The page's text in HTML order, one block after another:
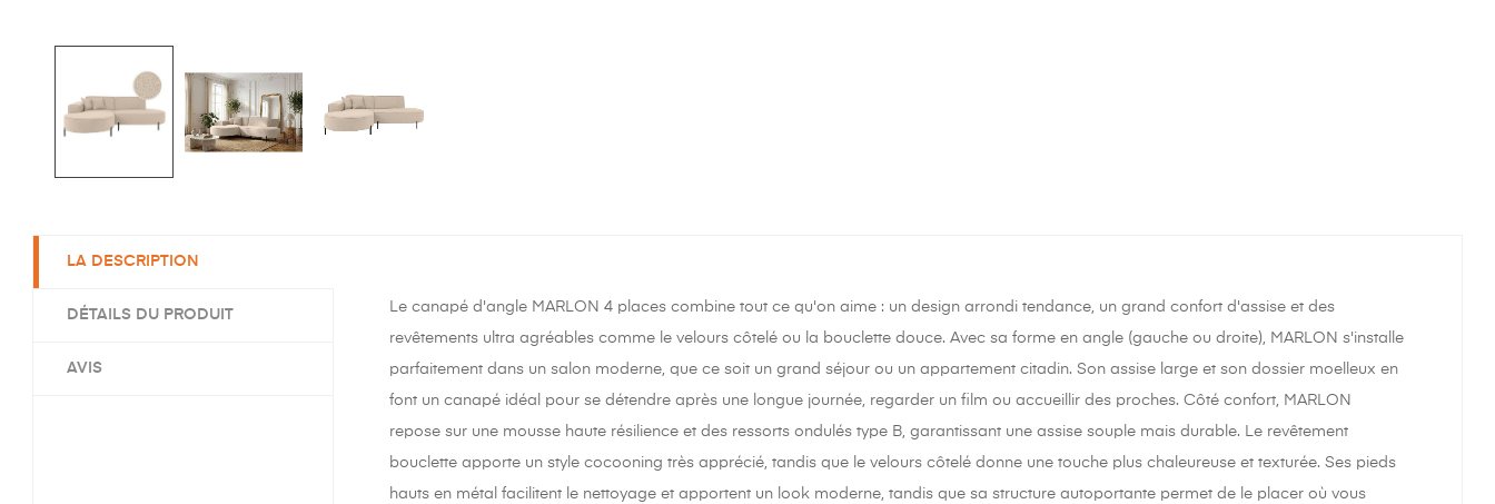
LA DESCRIPTION
DÉTAILS DU PRODUIT
AVIS
Le canapé d'angle MARLON 4 places combine tout ce qu'on aime : un design arrondi tendance, un grand confort d'assise et des
revêtements ultra agréables comme le velours côtelé ou la bouclette douce. Avec sa forme en angle (gauche ou droite), MARLON s'installe
parfaitement dans un salon moderne, que ce soit un grand séjour ou un appartement citadin. Son assise large et son dossier moelleux en
font un canapé idéal pour se détendre après une longue journée, regarder un film ou accueillir des proches. Côté confort, MARLON
repose sur une mousse haute résilience et des ressorts ondulés type B, garantissant une assise souple mais durable. Le revêtement
bouclette apporte un style cocooning très apprécié, tandis que le velours côtelé donne une touche plus chaleureuse et texturée. Ses pieds
hauts en métal facilitent le nettoyage et apportent un look moderne, tandis que sa structure autoportante permet de le placer où vous